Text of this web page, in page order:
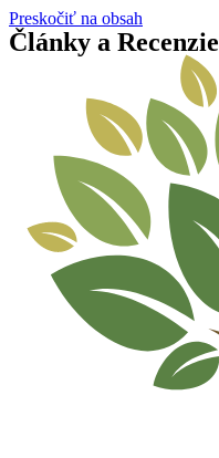
Preskočiť na obsah
Články a Recenzie